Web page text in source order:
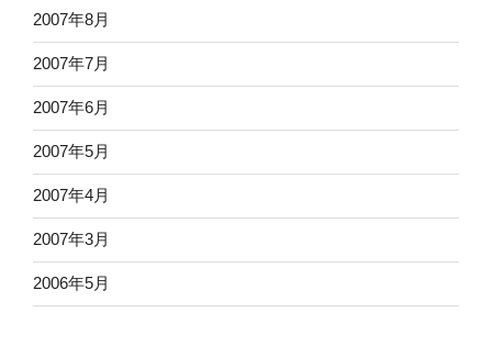
2007年8月
2007年7月
2007年6月
2007年5月
2007年4月
2007年3月
2006年5月